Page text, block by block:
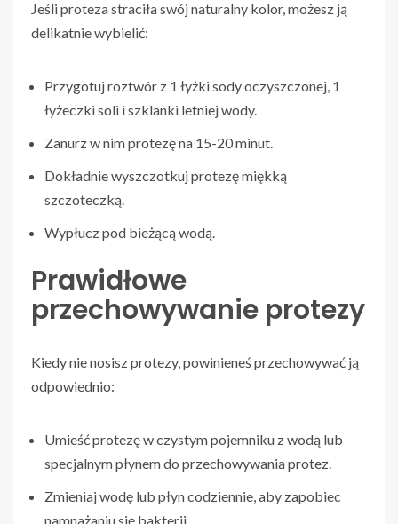
Jeśli proteza straciła swój naturalny kolor, możesz ją
delikatnie wybielić:
Przygotuj roztwór z 1 łyżki sody oczyszczonej, 1
łyżeczki soli i szklanki letniej wody.
Zanurz w nim protezę na 15-20 minut.
Dokładnie wyszczotkuj protezę miękką
szczoteczką.
Wypłucz pod bieżącą wodą.
Prawidłowe
przechowywanie protezy
Kiedy nie nosisz protezy, powinieneś przechowywać ją
odpowiednio:
Umieść protezę w czystym pojemniku z wodą lub
specjalnym płynem do przechowywania protez.
Zmieniaj wodę lub płyn codziennie, aby zapobiec
namnażaniu się bakterii.